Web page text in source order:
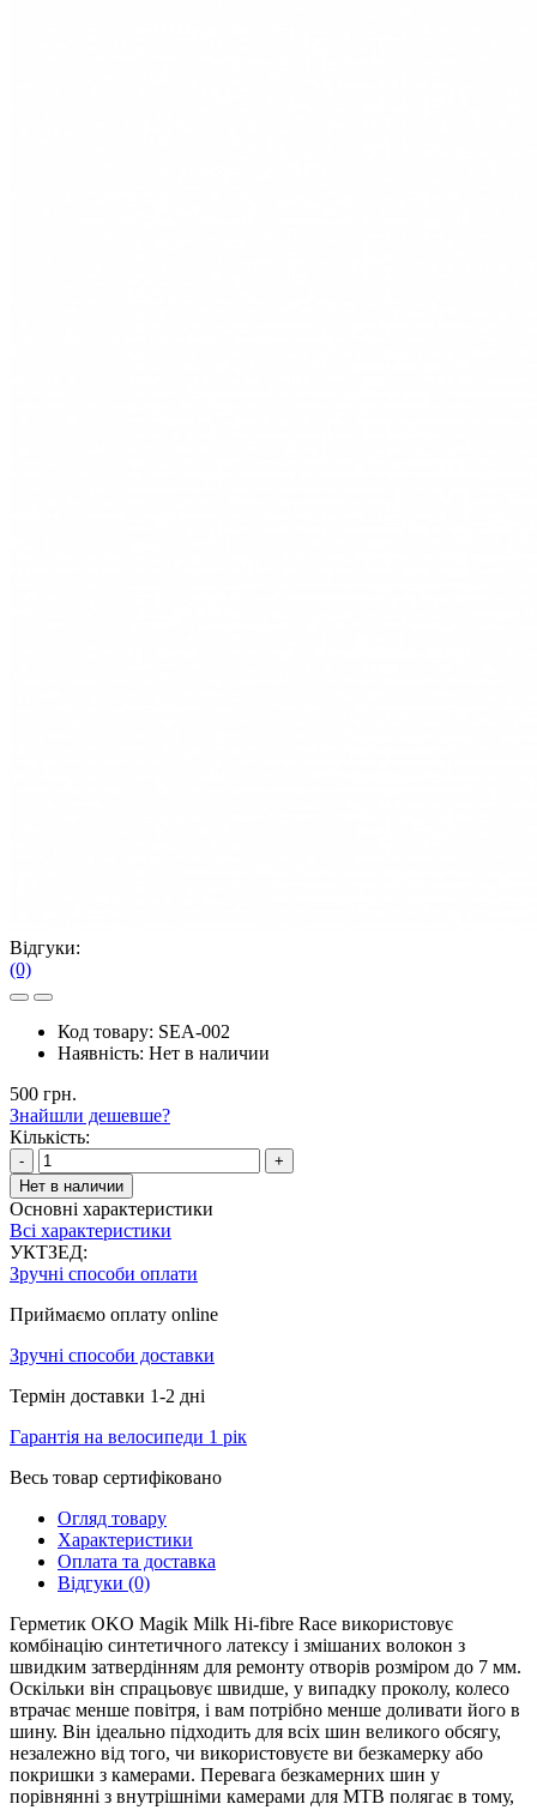
Відгуки:
(0)
Код товару: SEA-002
Наявність: Нет в наличии
500 грн.
Знайшли дешевше?
Кількість:
-
+
Нет в наличии
Основні характеристики
Всі характеристики
УКТЗЕД:
Зручні способи оплати
Приймаємо оплату online
Зручні способи доставки
Термін доставки 1-2 дні
Гарантія на велосипеди 1 рік
Весь товар сертифіковано
Огляд товару
Характеристики
Оплата та доставка
Відгуки (0)
Герметик OKO Magik Milk Hi-fibre Race використовує
комбінацію синтетичного латексу і змішаних волокон з
швидким затвердінням для ремонту отворів розміром до 7 мм.
Оскільки він спрацьовує швидше, у випадку проколу, колесо
втрачає менше повітря, і вам потрібно менше доливати його в
шину. Він ідеально підходить для всіх шин великого обсягу,
незалежно від того, чи використовуєте ви безкамерку або
покришки з камерами. Перевага безкамерних шин у
порівнянні з внутрішніми камерами для MTB полягає в тому,